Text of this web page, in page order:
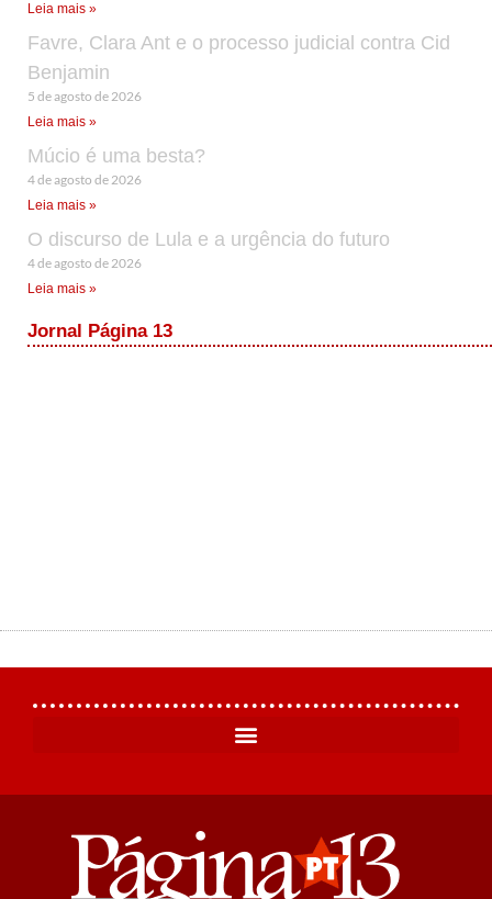
Leia mais »
Favre, Clara Ant e o processo judicial contra Cid
Benjamin
5 de agosto de 2026
Leia mais »
Múcio é uma besta?
4 de agosto de 2026
Leia mais »
O discurso de Lula e a urgência do futuro
4 de agosto de 2026
Leia mais »
Jornal Página 13